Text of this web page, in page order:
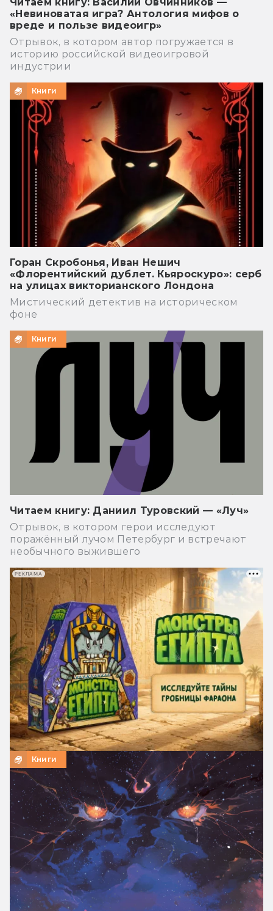
«Невиноватая игра? Антология мифов о
вреде и пользе видеоигр»
Отрывок, в котором автор погружается в
историю российской видеоигровой
индустрии
Книги
Горан Скробонья, Иван Нешич
«Флорентийский дублет. Кьяроскуро»: серб
на улицах викторианского Лондона
Мистический детектив на историческом
фоне
Книги
Читаем книгу: Даниил Туровский — «Луч»
Отрывок, в котором герои исследуют
поражённый лучом Петербург и встречают
необычного выжившего
Книги
РЕКЛАМА